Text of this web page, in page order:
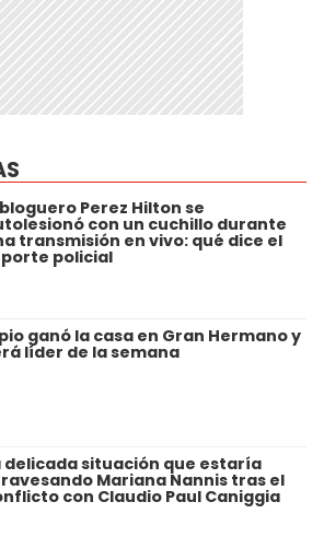
bloguero Perez Hilton se
con un cuchillo durante
transmisión en vivo: qué dice el
policial
ganó la casa en Gran Hermano y
líder de la semana
delicada situación que estaría
Mariana Nannis tras el
con Claudio Paul Caniggia